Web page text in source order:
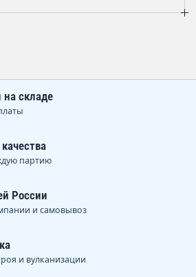
складе
партию
России
и самовывоз
и вулканизации